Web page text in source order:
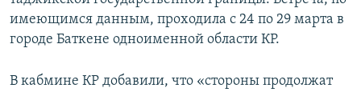
имеющимся данным, проходила с 24 по 29 марта в
городе Баткене одноименной области КР.
В кабмине КР добавили, что «стороны продолжат